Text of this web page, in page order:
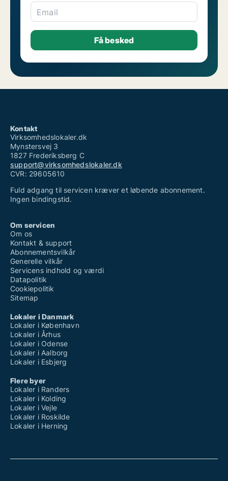
Email
Kontakt
Virksomhedslokaler.dk
Mynstersvej 3
1827 Frederiksberg C
support@virksomhedslokaler.dk
CVR: 29605610
Fuld adgang til servicen kræver et løbende abonnement.
Ingen bindingstid.
Om servicen
Om os
Kontakt & support
Abonnementsvilkår
Generelle vilkår
Servicens indhold og værdi
Datapolitik
Cookiepolitik
Sitemap
Lokaler i Danmark
Lokaler i København
Lokaler i Århus
Lokaler i Odense
Lokaler i Aalborg
Lokaler i Esbjerg
Flere byer
Lokaler i Randers
Lokaler i Kolding
Lokaler i Vejle
Lokaler i Roskilde
Lokaler i Herning